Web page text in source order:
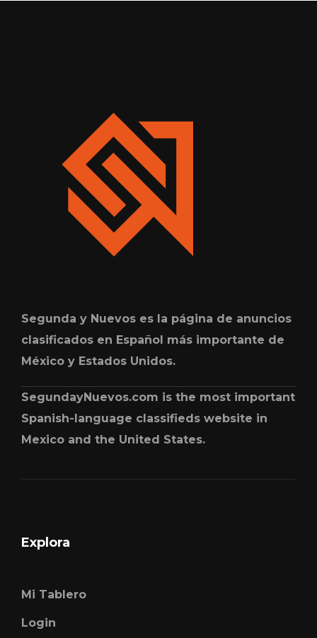
Segunda y Nuevos es la página de anuncios
clasificados en Español más importante de
México y Estados Unidos.
SegundayNuevos.com is the most important
Spanish-language classifieds website in
Mexico and the United States.
Explora
Mi Tablero
Login